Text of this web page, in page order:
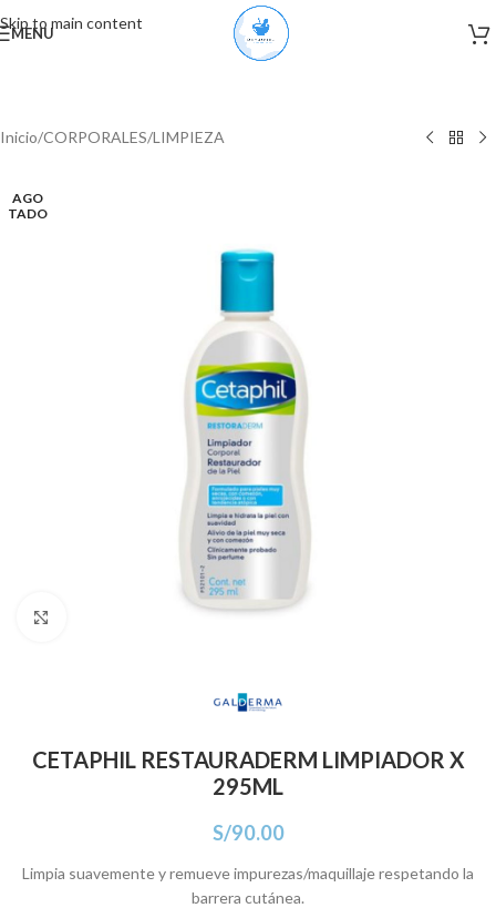
Skip to main content
MENU
Inicio/CORPORALES/LIMPIEZA
AGO
TADO
CETAPHIL RESTAURADERM LIMPIADOR X
295ML
S/90.00
Limpia suavemente y remueve impurezas/maquillaje respetando la
barrera cutánea.